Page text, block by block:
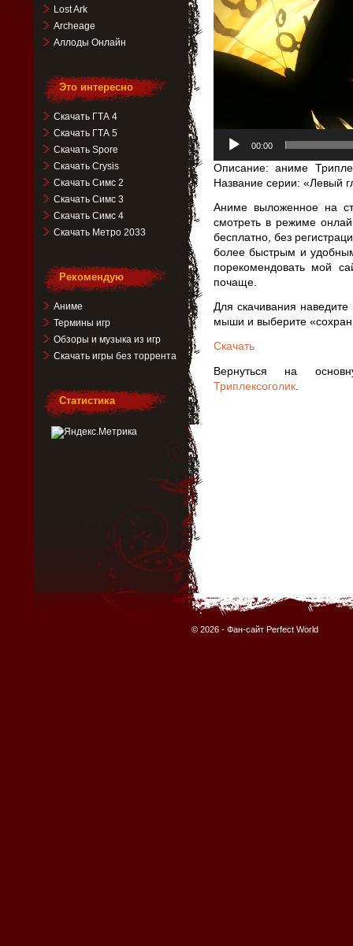
00:00
Описание: аниме
Название серии: «Левый
Аниме выложенное на
смотреть в режиме
бесплатно, без
более быстрым и
порекомендовать мой
почаще.
Для скачивания
мыши и выберите
Скачать
Вернуться на
Триплексоголик.
Lost Ark
Archeage
Аллоды Онлайн
Это интересно
Скачать ГТА 4
Скачать ГТА 5
Скачать Spore
Скачать Crysis
Скачать Симс 2
Скачать Симс 3
Скачать Симс 4
Скачать Метро 2033
Рекомендую
Аниме
Термины игр
Обзоры и музыка из игр
Скачать игры без торрента
Статистика
© 2026 - Фан-сайт Perfect World